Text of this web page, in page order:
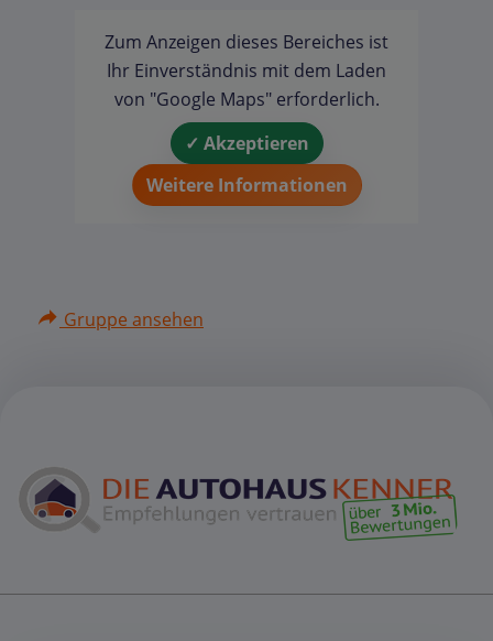
Zum Anzeigen dieses Bereiches ist
Ihr Einverständnis mit dem Laden
von "Google Maps" erforderlich.
✓ Akzeptieren
Weitere Informationen
Gruppe ansehen